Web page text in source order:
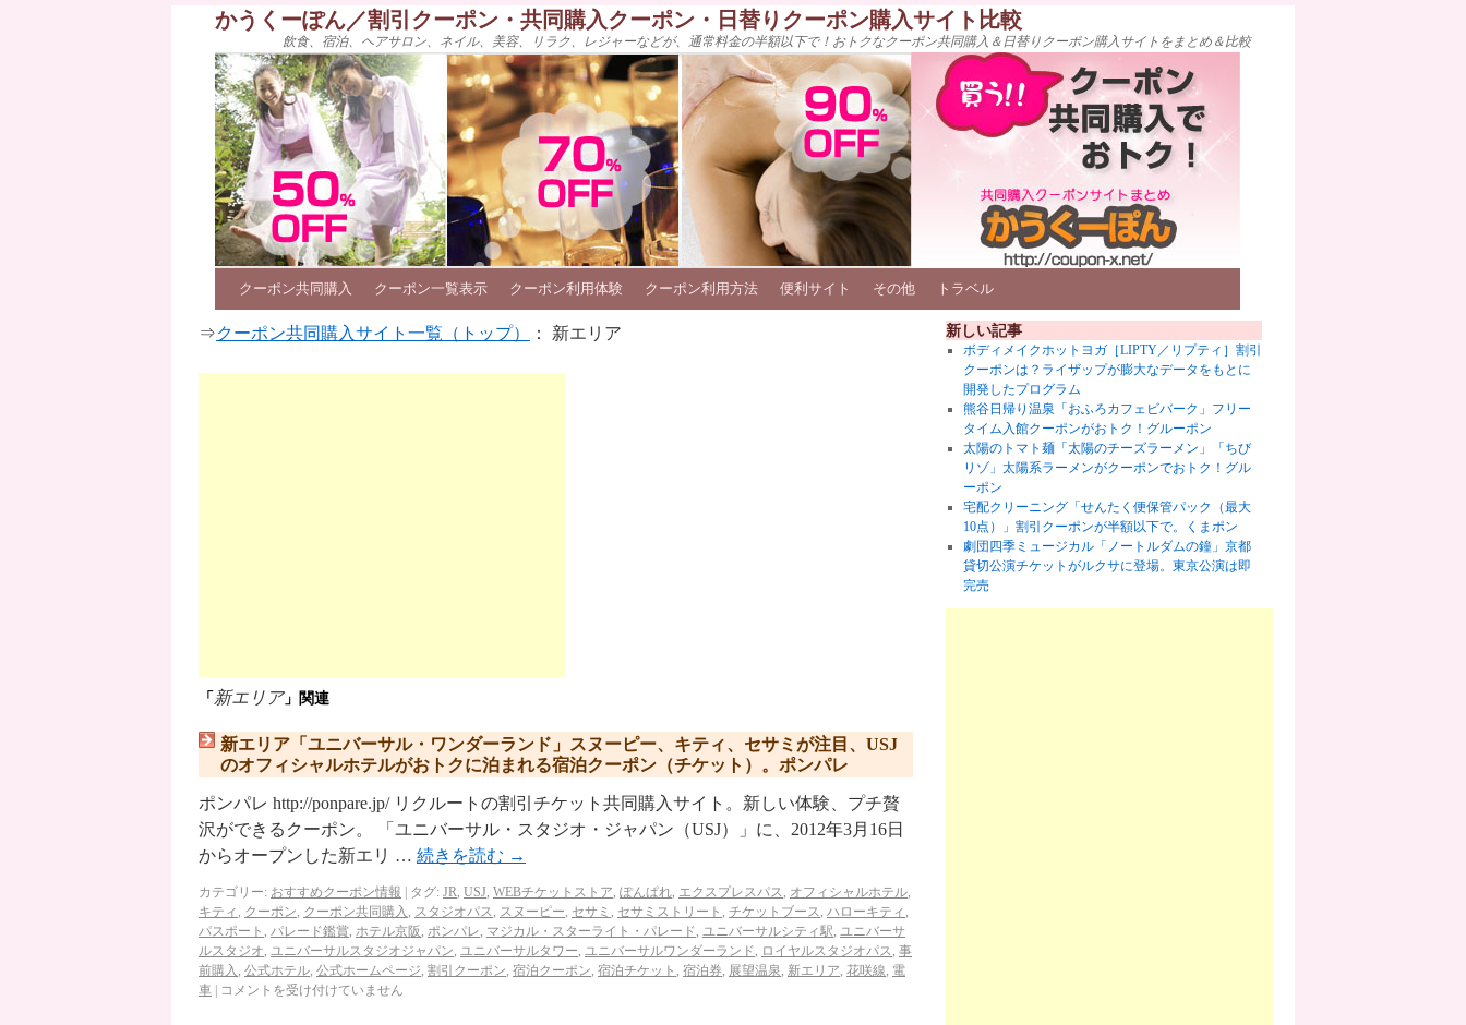
かうくーぽん／割引クーポン・共同購入クーポン・日替りクーポン購入サイト比較
飲食、宿泊、ヘアサロン、ネイル、美容、リラク、レジャーなどが、通常料金の半額以下で！おトクなクーポン共同購入＆日替りクーポン購入サイトをまとめ＆比較
クーポン共同購入 クーポン一覧表示 クーポン利用体験 クーポン利用方法 便利サイト その他 トラベル
⇒クーポン共同購入サイト一覧（トップ） ： 新エリア
「 新エリア」関連
新エリア「ユニバーサル・ワンダーランド」スヌーピー、キティ、セサミが注目、USJ
のオフィシャルホテルがおトクに泊まれる宿泊クーポン（チケット）。ポンパレ
ポンパレ http://ponpare.jp/ リクルートの割引チケット共同購入サイト。新しい体験、プチ贅
沢ができるクーポン。 「ユニバーサル・スタジオ・ジャパン（USJ）」に、2012年3月16日
からオープンした新エリ … 続きを読む →
カテゴリー: おすすめクーポン情報 タグ: JR, USJ, WEBチケットストア, ぽんぱれ, エクスプレスパス, オフィシャルホテル,
キティ , クーポン, クーポン共同購入 , スタジオパス, スヌーピー, セサミ , セサミストリート , チケットブース, ハローキティ ,
パスポート , パレード鑑賞, ホテル京阪 , ポンパレ, マジカル・スターライト・パレード, ユニバーサルシティ駅, ユニバーサ
ルスタジオ, ユニバーサルスタジオジャパン, ユニバーサルタワー, ユニバーサルワンダーランド, ロイヤルスタジオパス, 事
前購入 , 公式ホテル, 公式ホームページ, 割引クーポン, 宿泊クーポン, 宿泊チケット , 宿泊券, 展望温泉, 新エリア, 花咲線, 電
車
コメントを受け付けていません
新しい記事
ボディメイクホットヨガ［LIPTY／リプティ］割引
クーポンは？ライザップが膨大なデータをもとに
開発したプログラム
熊谷日帰り温泉「おふろカフェビバーク」フリー
タイム入館クーポンがおトク！グルーポン
太陽のトマト麺「太陽のチーズラーメン」「ちび
リゾ」太陽系ラーメンがクーポンでおトク！グル
ーポン
宅配クリーニング「せんたく便保管パック（最大
10点）」割引クーポンが半額以下で。くまポン
劇団四季ミュージカル「ノートルダムの鐘」京都
貸切公演チケットがルクサに登場。東京公演は即
完売